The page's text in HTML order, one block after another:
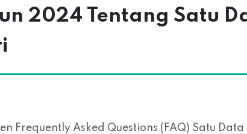
2024 Tentang Satu
Frequently Asked Questions (FAQ) Satu